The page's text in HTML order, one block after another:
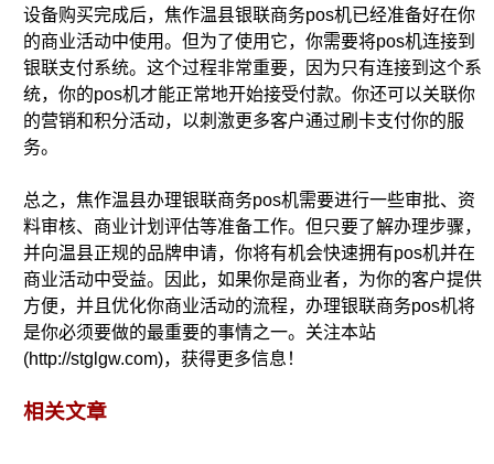
设备购买完成后，焦作温县银联商务pos机已经准备好在你
的商业活动中使用。但为了使用它，你需要将pos机连接到
银联支付系统。这个过程非常重要，因为只有连接到这个系
统，你的pos机才能正常地开始接受付款。你还可以关联你
的营销和积分活动，以刺激更多客户通过刷卡支付你的服
务。
总之，焦作温县办理银联商务pos机需要进行一些审批、资
料审核、商业计划评估等准备工作。但只要了解办理步骤，
并向温县正规的品牌申请，你将有机会快速拥有pos机并在
商业活动中受益。因此，如果你是商业者，为你的客户提供
方便，并且优化你商业活动的流程，办理银联商务pos机将
是你必须要做的最重要的事情之一。关注本站
(http://stglgw.com)，获得更多信息！
相关文章